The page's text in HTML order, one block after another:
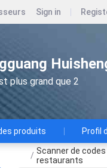
Sign in
plus grand que 2
produits Profil
/ Scanner de
restaurants